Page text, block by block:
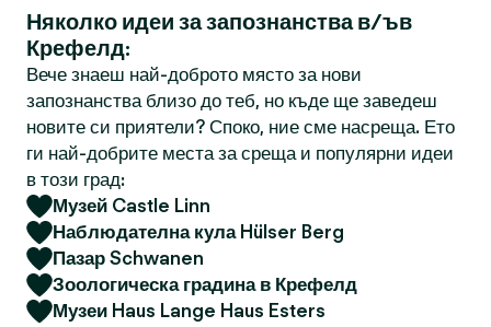
Няколко идеи за запознанства в/ъв
Крефелд:
Вече знаеш най-доброто място за нови
запознанства близо до теб, но къде ще заведеш
новите си приятели? Споко, ние сме насреща. Ето
ги най-добрите места за среща и популярни идеи
в този град:
Музей Castle Linn
Наблюдателна кула Hülser Berg
Пазар Schwanen
Зоологическа градина в Крефелд
Музеи Haus Lange Haus Esters